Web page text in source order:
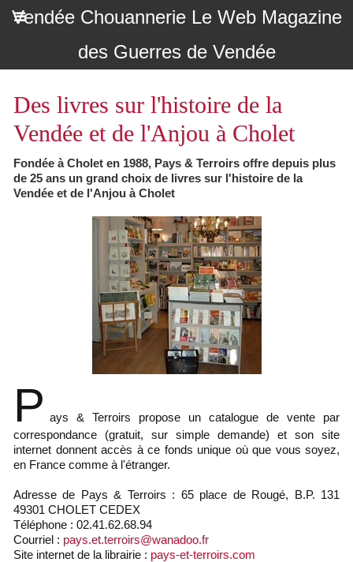
Vendée Chouannerie Le Web Magazine
des Guerres de Vendée
Des livres sur l'histoire de la
Vendée et de l'Anjou à Cholet
Fondée à Cholet en 1988, Pays & Terroirs offre depuis plus
de 25 ans un grand choix de livres sur l'histoire de la
Vendée et de l'Anjou à Cholet
P ays & Terroirs propose un catalogue de vente par
correspondance (gratuit, sur simple demande) et son site
internet donnent accès à ce fonds unique où que vous soyez,
en France comme à l'étranger.
Adresse de Pays & Terroirs : 65 place de Rougé, B.P. 131
49301 CHOLET CEDEX
Téléphone : 02.41.62.68.94
Courriel : pays.et.terroirs@wanadoo.fr
Site internet de la librairie : pays-et-terroirs.com